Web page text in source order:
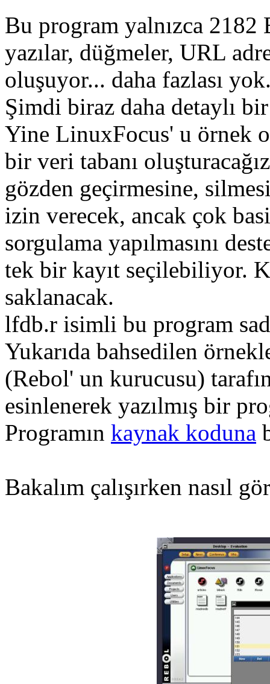
Bu program yalnızca 2182
yazılar, düğmeler, URL
oluşuyor... daha fazlası
Şimdi biraz daha detaylı
Yine LinuxFocus' u örnek
bir veri tabanı
gözden geçirmesine,
izin verecek, ancak çok
sorgulama yapılmasını
tek bir kayıt seçilebiliyor.
saklanacak.
lfdb.r isimli bu program
Yukarıda bahsedilen
(Rebol' un kurucusu)
esinlenerek yazılmış bir
Programın kaynak koduna
Bakalım çalışırken nasıl